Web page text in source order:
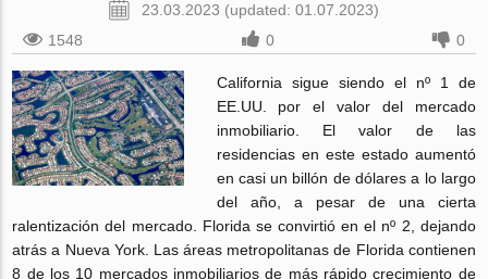
23.03.2023 (updated: 01.07.2023)
1548
0 0
California sigue siendo el nº 1 de
EE.UU. por el valor del mercado
inmobiliario. El valor de las
residencias en este estado aumentó
en casi un billón de dólares a lo largo
del año, a pesar de una cierta
ralentización del mercado. Florida se convirtió en el nº 2, dejando
atrás a Nueva York. Las áreas metropolitanas de Florida contienen
8 de los 10 mercados inmobiliarios de más rápido crecimiento de